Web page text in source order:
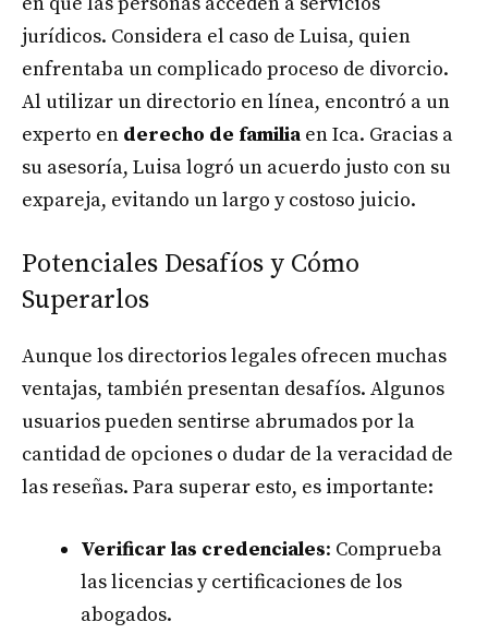
jurídicos. Considera el caso de Luisa, quien
enfrentaba un complicado proceso de divorcio.
Al utilizar un directorio en línea, encontró a un
experto en derecho de familiaen Ica. Gracias a
su asesoría, Luisa logró un acuerdo justo con su
expareja, evitando un largo y costoso juicio.
Potenciales Desafíos y Cómo
Superarlos
Aunque los directorios legales ofrecen muchas
ventajas, también presentan desafíos. Algunos
usuarios pueden sentirse abrumados por la
cantidad de opciones o dudar de la veracidad de
las reseñas. Para superar esto, es importante:
Verificar las credenciales: Comprueba
las licencias y certificaciones de los
abogados.